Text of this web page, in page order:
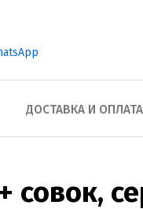
ДОСТАВКА И ОПЛАТА
совок,